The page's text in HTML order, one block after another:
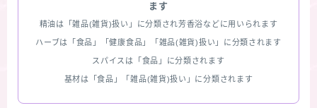
ます
精油は「雑品(雑貨)扱い」に分類され芳香浴などに用いられます
ハーブは「食品」「健康食品」「雑品(雑貨)扱い」に分類されます
スパイスは「食品」に分類されます
基材は「食品」「雑品(雑貨)扱い」に分類されます